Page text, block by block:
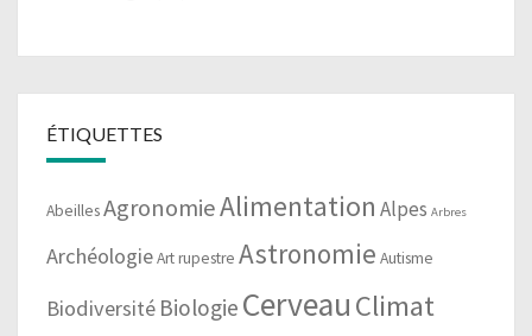
ÉTIQUETTES
AbeillesAgronomieAlimentation Alpes Arbres
ArchéologieArt rupestre Astronomie Autisme
Biodiversité Biologie CerveauClimat